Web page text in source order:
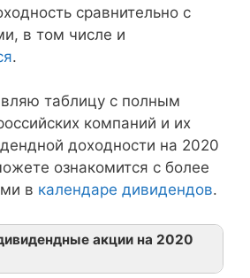
сравнительно с
в том числе и
.
таблицу с полным
компаний и их
доходности на 2020
ознакомится с более
в календаре дивидендов.
акции на 2020